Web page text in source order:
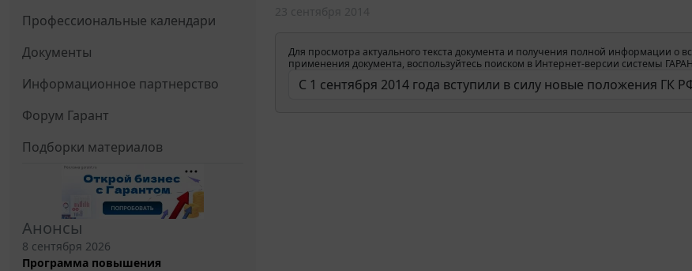
Профессиональные календари
Документы
Информационное партнерство
Форум Гарант
Подборки материалов
Анонсы
8 сентября 2026
Программа повышения
Для просмотра актуального текста документа и получения полной информации о
применения документа, воспользуйтесь поиском в Интернет-версии системы